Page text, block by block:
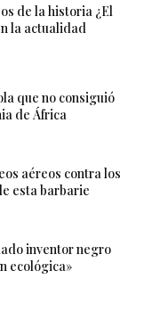
de la historia ¿El
la actualidad
que no consiguió
de África
aéreos contra los
esta barbarie
inventor negro
ecológica»